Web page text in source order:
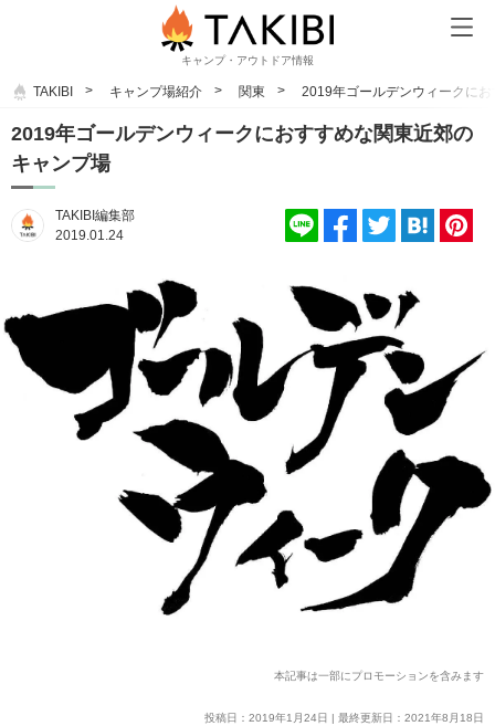
キャンプ・アウトドア情報
TAKIBI キャンプ場紹介 関東 2019年ゴールデンウィークに
2019年ゴールデンウィークにおすすめな関東近郊の
キャンプ場
TAKIBI編集部
2019.01.24
本記事は一部にプロモーションを含みます
投稿日：2019年1月24日 | 最終更新日：2021年8月18日